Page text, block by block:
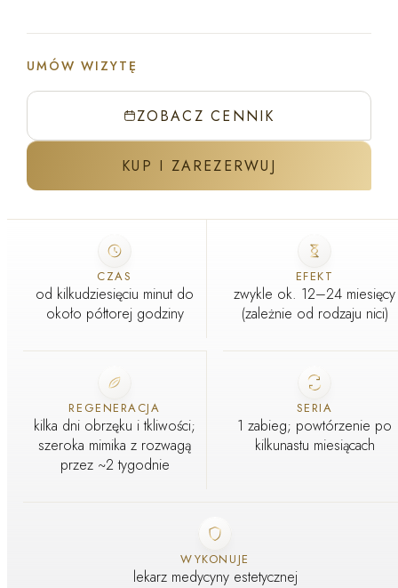
ZABIEG W GABINECIE J'ADORE
UMÓW WIZYTĘ
ZOBACZ CENNIK
KUP I ZAREZERWUJ
CZAS
od kilkudziesięciu minut do
około półtorej godziny
EFEKT
zwykle ok. 12–24 miesięcy
(zależnie od rodzaju nici)
REGENERACJA
kilka dni obrzęku i tkliwości;
szeroka mimika z rozwagą
przez ~2 tygodnie
SERIA
1 zabieg; powtórzenie po
kilkunastu miesiącach
WYKONUJE
lekarz medycyny estetycznej